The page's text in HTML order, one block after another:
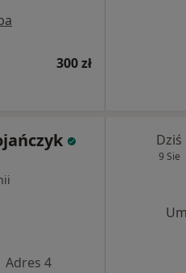
300 zł
Adres 4
Dziś
9 Sie